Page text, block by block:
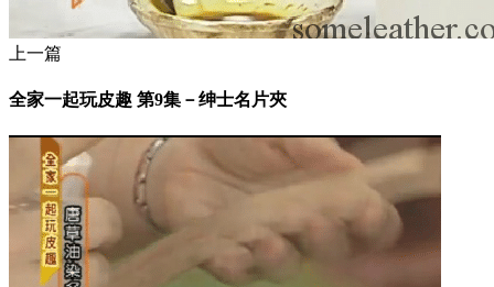
上一篇
全家一起玩皮趣 第9集－绅士名片夾